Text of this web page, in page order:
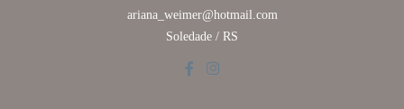
ariana_weimer@hotmail.com
Soledade / RS